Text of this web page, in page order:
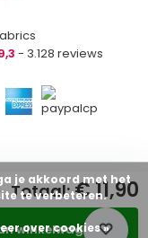
winkelwagen
Totaal:€ 11,90
- 3.128 reviews
je akkoord met het
te verbeteren.
over cookies »